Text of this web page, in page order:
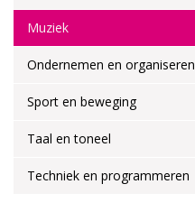
Muziek
Ondernemen en organiseren
Sport en beweging
Taal en toneel
Techniek en programmeren